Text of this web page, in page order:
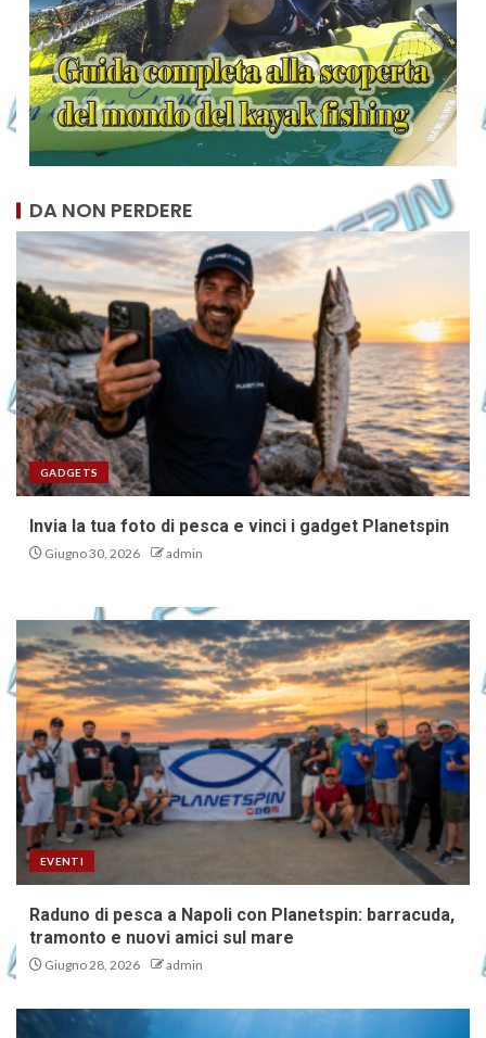
DA NON PERDERE
GADGETS
Invia la tua foto di pesca e vinci i gadget Planetspin
Giugno 30, 2026 admin
EVENTI
Raduno di pesca a Napoli con Planetspin: barracuda,
tramonto e nuovi amici sul mare
Giugno 28, 2026 admin